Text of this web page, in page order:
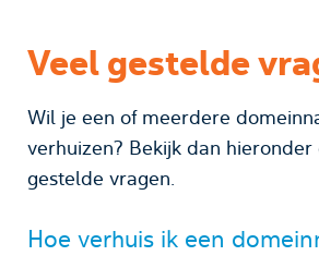
Veel gestelde
Wil je een of meerdere
verhuizen? Bekijk dan
gestelde vragen.
Hoe verhuis ik een